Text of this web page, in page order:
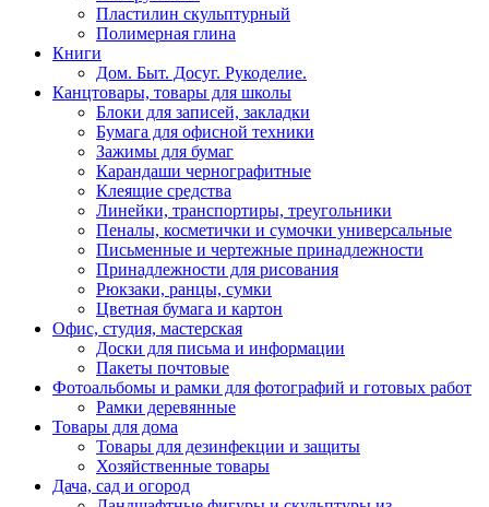
Пластилин скульптурный
Полимерная глина
Книги
Дом. Быт. Досуг. Рукоделие.
Канцтовары, товары для школы
Блоки для записей, закладки
Бумага для офисной техники
Зажимы для бумаг
Карандаши чернографитные
Клеящие средства
Линейки, транспортиры, треугольники
Пеналы, косметички и сумочки универсальные
Письменные и чертежные принадлежности
Принадлежности для рисования
Рюкзаки, ранцы, сумки
Цветная бумага и картон
Офис, студия, мастерская
Доски для письма и информации
Пакеты почтовые
Фотоальбомы и рамки для фотографий и готовых работ
Рамки деревянные
Товары для дома
Товары для дезинфекции и защиты
Хозяйственные товары
Дача, сад и огород